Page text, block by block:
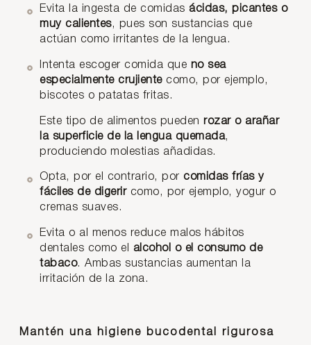
Evita la ingesta de comidas ácidas, picantes o
muy calientes, pues son sustancias que
actúan como irritantes de la lengua.
Intenta escoger comida que no sea
especialmente crujientecomo, por ejemplo,
biscotes o patatas fritas.
Este tipo de alimentos puedenrozar o arañar
la superficie de la lengua quemada,
produciendo molestias añadidas.
Opta, por el contrario, por comidas frías y
fáciles de digerir como, por ejemplo, yogur o
cremas suaves.
Evita o al menos reduce malos hábitos
dentales como el alcohol o el consumo de
tabaco. Ambas sustancias aumentan la
irritación de la zona.
Mantén una higiene bucodental rigurosa